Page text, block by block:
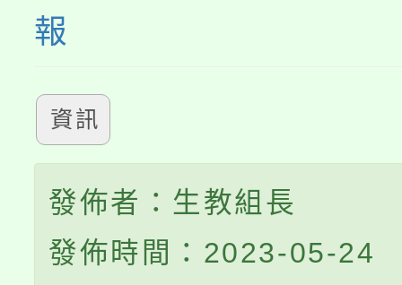
報
資訊
發佈者：生教組長
發佈時間：2023-05-24